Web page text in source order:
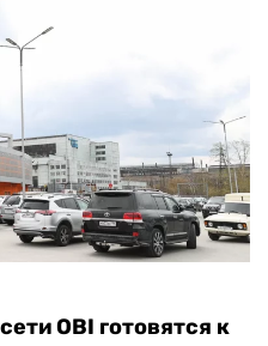
OBI готовятся к